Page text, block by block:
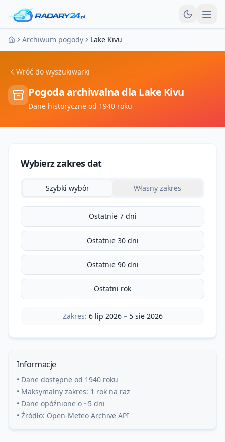
Strona główna
Archiwum pogody Lake Kivu
Wróć do wyszukiwarki
Pogoda archiwalna dla Lake Kivu
Dane historyczne od 1940 roku
Wybierz zakres dat
Szybki wybór Własny zakres
Ostatnie 7 dni
Ostatnie 30 dni
Ostatnie 90 dni
Ostatni rok
Zakres: 6 lip 2026– 5 sie 2026
Informacje
• Dane dostępne od 1940 roku
• Maksymalny zakres: 1 rok na raz
• Dane opóźnione o ~5 dni
• Źródło: Open-Meteo Archive API